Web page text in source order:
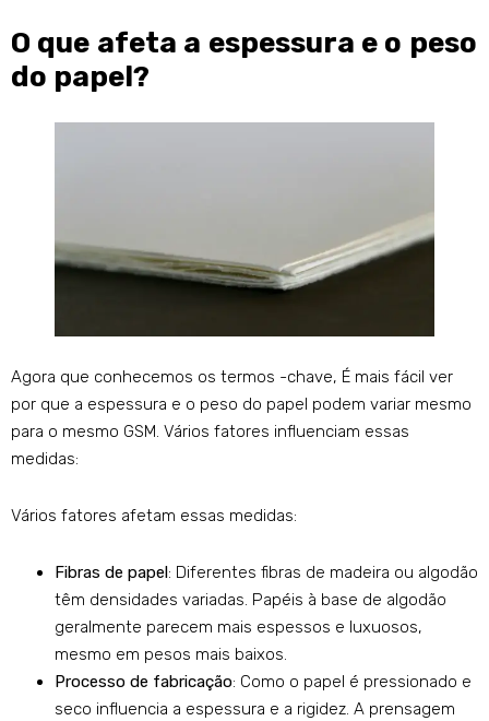
O que afeta a espessura e o peso
do papel?
Agora que conhecemos os termos -chave, É mais fácil ver
por que a espessura e o peso do papel podem variar mesmo
para o mesmo GSM. Vários fatores influenciam essas
medidas:
Vários fatores afetam essas medidas:
Fibras de papel : Diferentes fibras de madeira ou algodão
têm densidades variadas. Papéis à base de algodão
geralmente parecem mais espessos e luxuosos,
mesmo em pesos mais baixos.
Processo de fabricação: Como o papel é pressionado e
seco influencia a espessura e a rigidez. A prensagem